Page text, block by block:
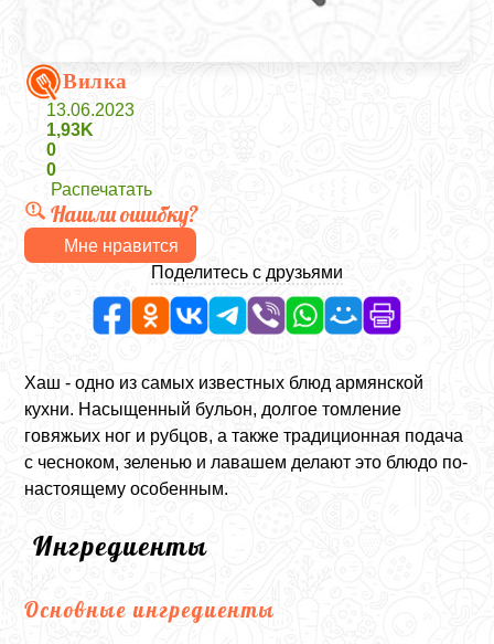
Вилка
13.06.2023
1,93K
0
0
Распечатать
Нашли ошибку?
Мне нравится
Поделитесь с друзьями
Хаш - одно из самых известных блюд армянской
кухни. Насыщенный бульон, долгое томление
говяжьих ног и рубцов, а также традиционная подача
с чесноком, зеленью и лавашем делают это блюдо по-
настоящему особенным.
Ингредиенты
Основные ингредиенты